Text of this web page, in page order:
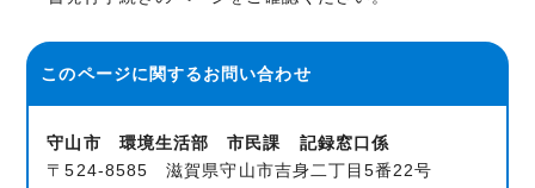
このページに関するお問い合わせ
守山市 環境生活部 市民課 記録窓口係
〒524-8585 滋賀県守山市吉身二丁目5番22号